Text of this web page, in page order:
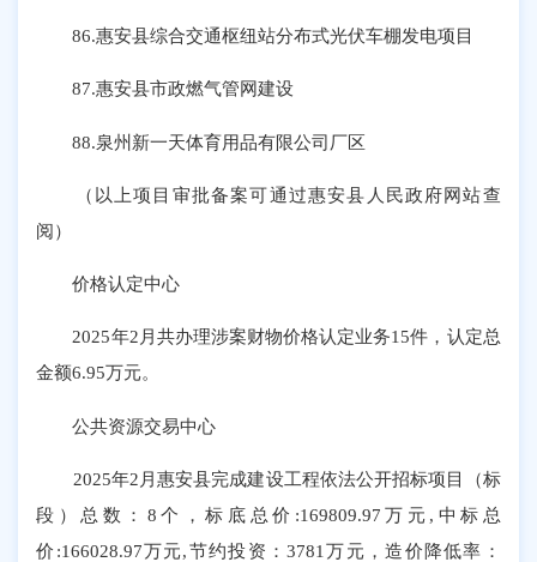
86.惠安县综合交通枢纽站分布式光伏车棚发电项目
87.惠安县市政燃气管网建设
88.泉州新一天体育用品有限公司厂区
（以上项目审批备案可通过惠安县人民政府网站查
阅）
价格认定中心
2025年2月共办理涉案财物价格认定业务15件，认定总
金额6.95万元。
公共资源交易中心
2025年2月惠安县完成建设工程依法公开招标项目（标
段）总数：8个，标底总价:169809.97万元,中标总
价:166028.97万元,节约投资：3781万元，造价降低率：